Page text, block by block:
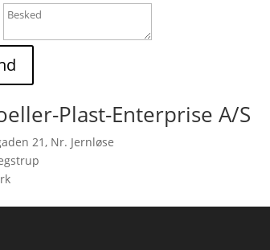
Plast-Enterprise A/S
21, Nr. Jernløse